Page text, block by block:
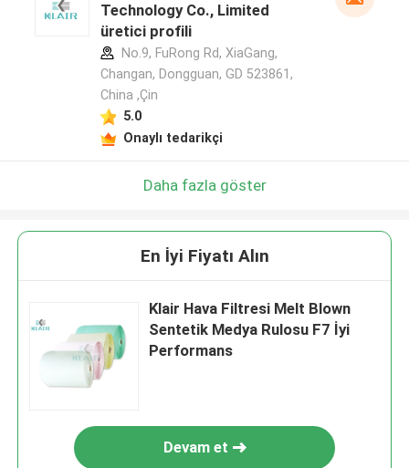
Technology Co., Limited
üretici profili
No.9, FuRong Rd, XiaGang,
Changan, Dongguan, GD 523861,
China ,Çin
5.0
Onaylı tedarikçi
Daha fazla göster
En İyi Fiyatı Alın
Klair Hava Filtresi Melt Blown
Sentetik Medya Rulosu F7 İyi
Performans
Devam et